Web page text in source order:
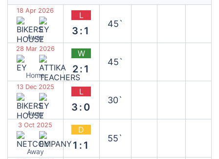
18 Apr 2026
Away
L
3:1
45`
28 Mar 2026
Home
W
2:1
45`
13 Dec 2025
Away
L
3:0
30`
3 Oct 2025
Away
D
1:1
55`